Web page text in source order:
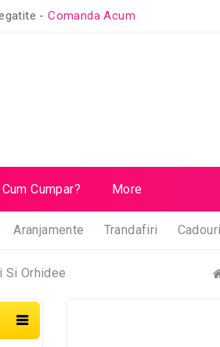
-Comanda Acum
Cum Cumpar? More
Aranjamente Trandafiri Cadouri
Si Orhidee